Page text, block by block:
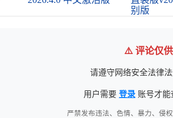
别版
⚠️ 评论仅
请遵守网络安全法律
用户需要 登录 账号才能
严禁发布违法、色情、暴力、侵